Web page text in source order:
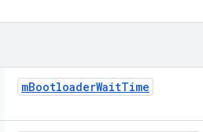
mBootloaderWaitTime